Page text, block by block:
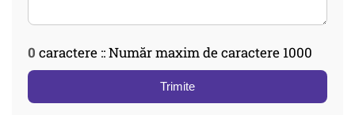
0 caractere :: Număr maxim de caractere 1000
Trimite